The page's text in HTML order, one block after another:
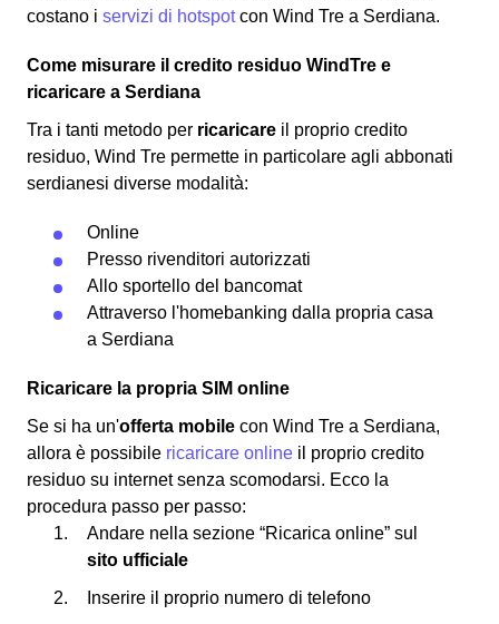
costano i servizi di hotspotcon Wind Tre a Serdiana.
Come misurare il credito residuo WindTre e
ricaricare a Serdiana
Tra i tanti metodo per ricaricare il proprio credito
residuo, Wind Tre permette in particolare agli abbonati
serdianesi diverse modalità:
Online
Presso rivenditori autorizzati
Allo sportello del bancomat
Attraverso l'homebanking dalla propria casa
a Serdiana
Ricaricare la propria SIM online
Se si ha un'offerta mobile con Wind Tre a Serdiana,
allora è possibile ricaricare online il proprio credito
residuo su internet senza scomodarsi. Ecco la
procedura passo per passo:
Andare nella sezione “Ricarica online” sul
sito ufficiale
Inserire il proprio numero di telefono